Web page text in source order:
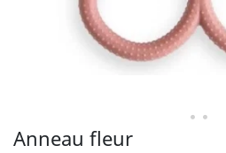
• •
Anneau fleur